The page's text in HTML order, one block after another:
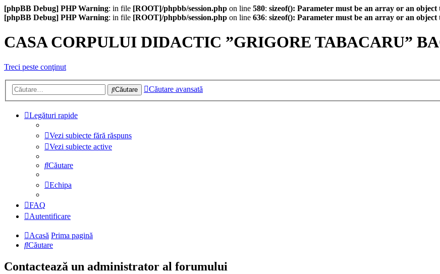
[phpBB Debug] PHP Warning: in file [ROOT]/phpbb/session.php on line 580: sizeof(): Parameter must be an array or an
[phpBB Debug] PHP Warning: in file [ROOT]/phpbb/session.php on line 636: sizeof(): Parameter must be an array or an
CASA CORPULUI DIDACTIC ”GRIGORE TABACARU”
Treci peste conţinut
Căutare Căutare avansată
Legături rapide
Vezi subiecte fără răspuns
Vezi subiecte active
Căutare
Echipa
FAQ
Autentificare
Acasă Prima pagină
Căutare
Contactează un administrator al forumului